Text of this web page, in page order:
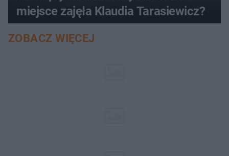
miejsce zajęła Klaudia Tarasiewicz?
ZOBACZ WIĘCEJ